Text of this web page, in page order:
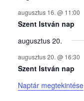
y
e
k
augusztus 16. @ 11:00
Szent István nap
augusztus 20.
augusztus 20. @ 16:30
Szent István nap
Naptár megtekintése